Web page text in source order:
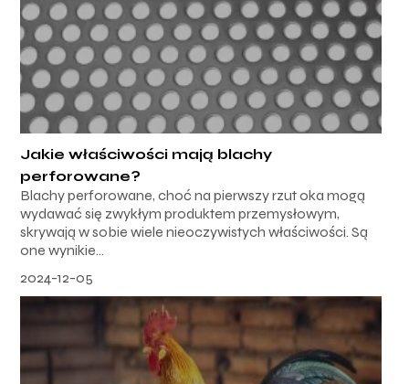
Jakie właściwości mają blachy
perforowane?
Blachy perforowane, choć na pierwszy rzut oka mogą
wydawać się zwykłym produktem przemysłowym,
skrywają w sobie wiele nieoczywistych właściwości. Są
one wynikie...
2024-12-05